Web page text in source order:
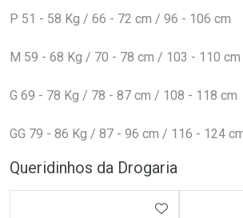
P 51 - 58 Kg / 66 - 72 cm / 96 - 106 cm
M 59 - 68 Kg / 70 - 78 cm / 103 - 110 cm
G 69 - 78 Kg / 78 - 87 cm / 108 - 118 cm
GG 79 - 86 Kg / 87 - 96 cm / 116 - 124
Queridinhos da Drogaria
ADICIONAR